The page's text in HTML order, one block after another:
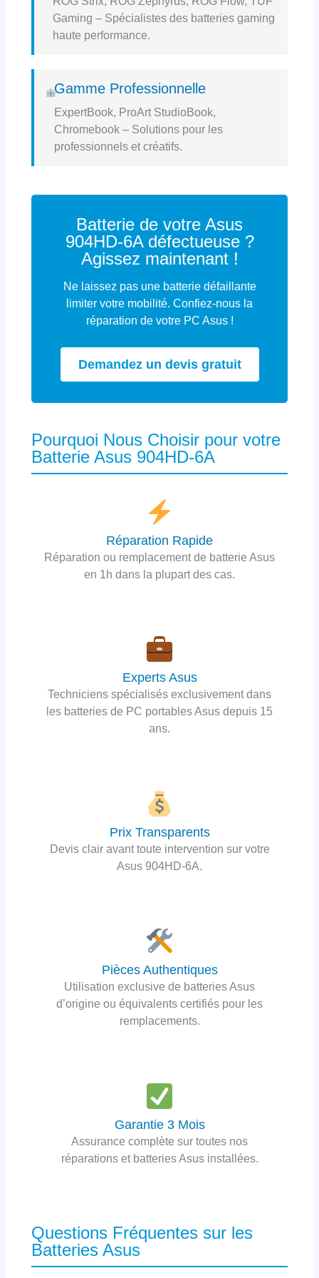
Gaming – Spécialistes des batteries gaming
haute performance.
Gamme Professionnelle
ExpertBook, ProArt StudioBook,
Chromebook – Solutions pour les
professionnels et créatifs.
Batterie de votre Asus
904HD-6A défectueuse ?
Agissez maintenant !
Ne laissez pas une batterie défaillante
limiter votre mobilité. Confiez-nous la
réparation de votre PC Asus !
Demandez un devis gratuit
Pourquoi Nous Choisir pour votre
Batterie Asus 904HD-6A
Réparation Rapide
Réparation ou remplacement de batterie Asus
en 1h dans la plupart des cas.
Experts Asus
Techniciens spécialisés exclusivement dans
les batteries de PC portables Asus depuis 15
ans.
Prix Transparents
Devis clair avant toute intervention sur votre
Asus 904HD-6A.
Pièces Authentiques
Utilisation exclusive de batteries Asus
d’origine ou équivalents certifiés pour les
remplacements.
Garantie 3 Mois
Assurance complète sur toutes nos
réparations et batteries Asus installées.
Questions Fréquentes sur les
Batteries Asus